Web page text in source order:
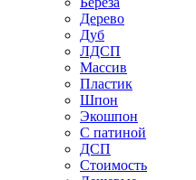
Дерево
Дуб
ЛДСП
Массив
Пластик
Шпон
Экошпон
С патиной
ДСП
Стоимость